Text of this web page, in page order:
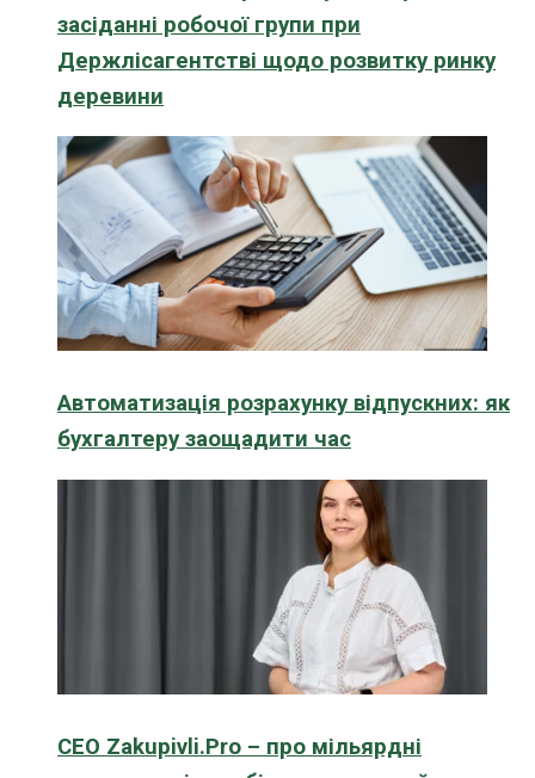
засіданні робочої групи при
Держлісагентстві щодо розвитку ринку
деревини
Автоматизація розрахунку відпускних: як
бухгалтеру заощадити час
CEO Zakupivli.Pro – про мільярдні